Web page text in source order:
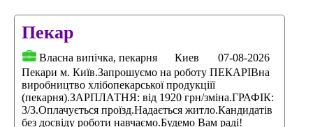
Пекар
Власна випічка, пекарня Киев
07-08-2026
Пекари м. Київ.Запрошуємо на роботу ПЕКАРІВна
виробництво хлібопекарської продукціїї
(пекарня).ЗАРПЛАТНЯ: від 1920 грн/зміна.ГРАФІК:
3/3.Оплачується проїзд.Надається житло.Кандидатів
без досвіду роботи навчаємо.Будемо Вам раді!